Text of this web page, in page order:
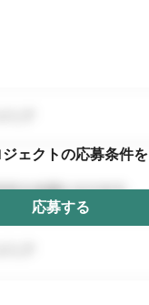
ェクトの応募条件を
応募する